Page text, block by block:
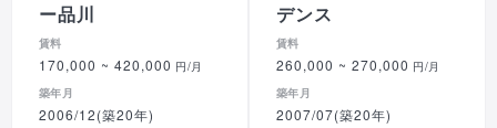
ー品川
賃料
170,000 ~ 420,000 円/月
築年月
2006/12(築20年)
デンス
賃料
260,000 ~ 270,000 円/月
築年月
2007/07(築20年)